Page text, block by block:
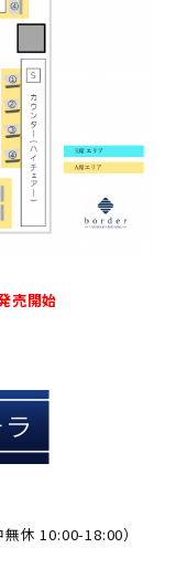
売開始
無休 10:00-18:00）